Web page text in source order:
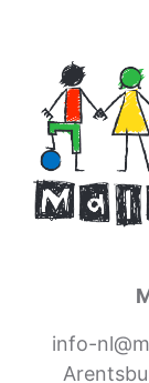
info-